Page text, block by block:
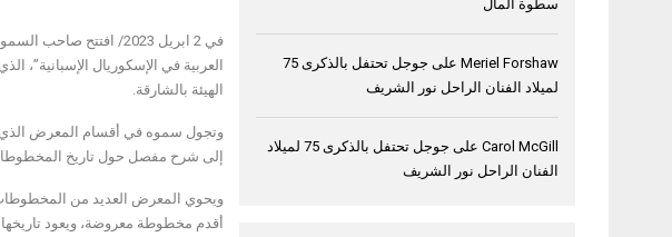
في 2 ابريل 2023/
الهيئة بالشارقة.
إلى شرح مفصل حول تاريخ
ويحوي المعرض العديد من المخطوطات
أقدم مخطوطة معروضة، ويعود
سطوة المال
Meriel Forshaw على
جوجل تحتفل بالذكرى 75
لميلاد الفنان الراحل نور الشريف
Carol McGill على
جوجل تحتفل بالذكرى 75 لميلاد
الفنان الراحل نور الشريف